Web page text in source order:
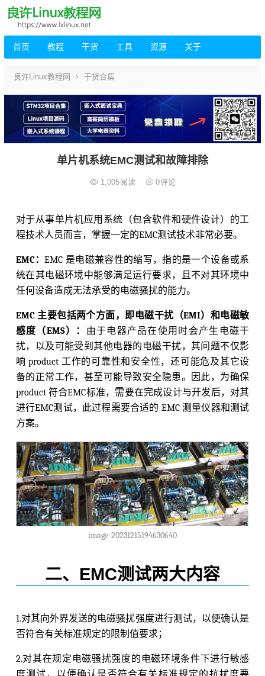
首页 教程 干货 工具 资源 关于
良许Linux教程网 干货合集
单片机系统EMC测试和故障排除
1,005阅读 0评论
对于从事单片机应用系统（包含软件和硬件设计）的工
程技术人员而言，掌握一定的EMC测试技术非常必要。
EMC：EMC 是电磁兼容性的缩写，指的是一个设备或系
统在其电磁环境中能够满足运行要求，且不对其环境中
任何设备造成无法承受的电磁骚扰的能力。
EMC 主要包括两个方面，即电磁干扰（EMI）和电磁敏
感度（EMS）： 由于电器产品在使用时会产生电磁干
扰，以及可能受到其他电器的电磁干扰，其问题不仅影
响 product 工作的可靠性和安全性，还可能危及其它设
备的正常工作，甚至可能导致安全隐患。因此，为确保
product 符合EMC标准，需要在完成设计与开发后，对其
进行EMC测试，此过程需要合适的 EMC 测量仪器和测试
方案。
image-20231215194630640
二、EMC测试两大内容
1.对其向外界发送的电磁骚扰强度进行测试，以便确认是
否符合有关标准规定的限制值要求；
2.对其在规定电磁骚扰强度的电磁环境条件下进行敏感